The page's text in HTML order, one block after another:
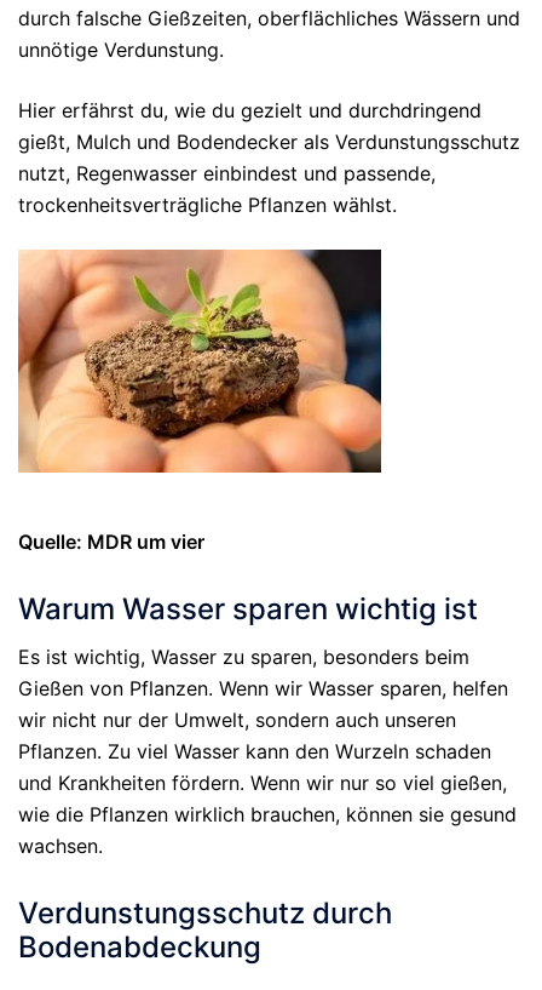
durch falsche Gießzeiten, oberflächliches Wässern und
unnötige Verdunstung.
Hier erfährst du, wie du gezielt und durchdringend
gießt, Mulch und Bodendecker als Verdunstungsschutz
nutzt, Regenwasser einbindest und passende,
trockenheitsverträgliche Pflanzen wählst.
Quelle: MDR um vier
Warum Wasser sparen wichtig ist
Es ist wichtig, Wasser zu sparen, besonders beim
Gießen von Pflanzen. Wenn wir Wasser sparen, helfen
wir nicht nur der Umwelt, sondern auch unseren
Pflanzen. Zu viel Wasser kann den Wurzeln schaden
und Krankheiten fördern. Wenn wir nur so viel gießen,
wie die Pflanzen wirklich brauchen, können sie gesund
wachsen.
Verdunstungsschutz durch
Bodenabdeckung